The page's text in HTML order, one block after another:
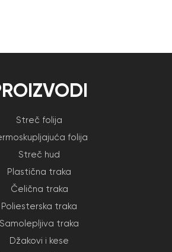
Streč folija
folija
Streč hud
Plastična traka
Čelična traka
Poliesterska traka
Samolepljiva traka
Džakovi i kese